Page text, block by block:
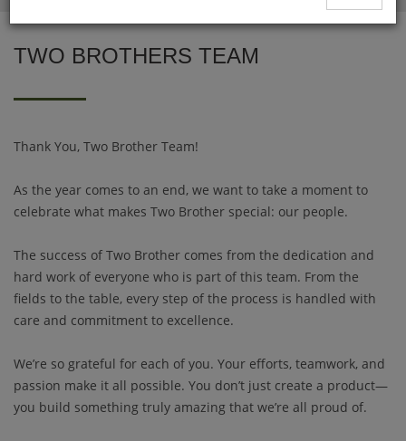
TWO BROTHERS TEAM
Thank You, Two Brother Team!
As the year comes to an end, we want to take a moment to
celebrate what makes Two Brother special: our people.
The success of Two Brother comes from the dedication and
hard work of everyone who is part of this team. From the
fields to the table, every step of the process is handled with
care and commitment to excellence.
We’re so grateful for each of you. Your efforts, teamwork, and
passion make it all possible. You don’t just create a product—
you build something truly amazing that we’re all proud of.